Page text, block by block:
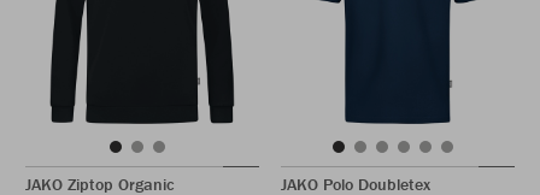
JAKO Ziptop Organic
JAKO Polo Doubletex